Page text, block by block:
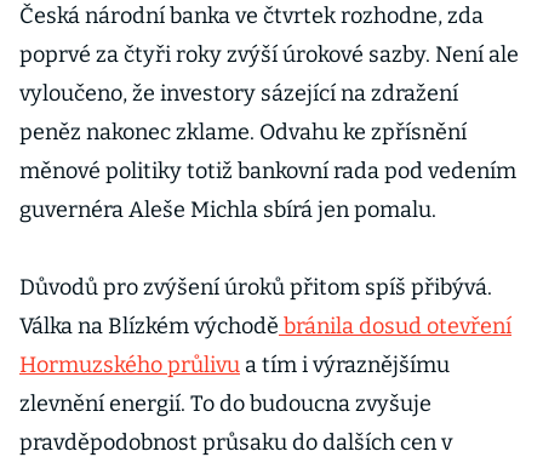
Česká národní banka ve čtvrtek rozhodne, zda
poprvé za čtyři roky zvýší úrokové sazby. Není ale
vyloučeno, že investory sázející na zdražení
peněz nakonec zklame. Odvahu ke zpřísnění
měnové politiky totiž bankovní rada pod vedením
guvernéra Aleše Michla sbírá jen pomalu.
Důvodů pro zvýšení úroků přitom spíš přibývá.
Válka na Blízkém východě bránila dosud otevření
Hormuzského průlivu a tím i výraznějšímu
zlevnění energií. To do budoucna zvyšuje
pravděpodobnost průsaku do dalších cen v